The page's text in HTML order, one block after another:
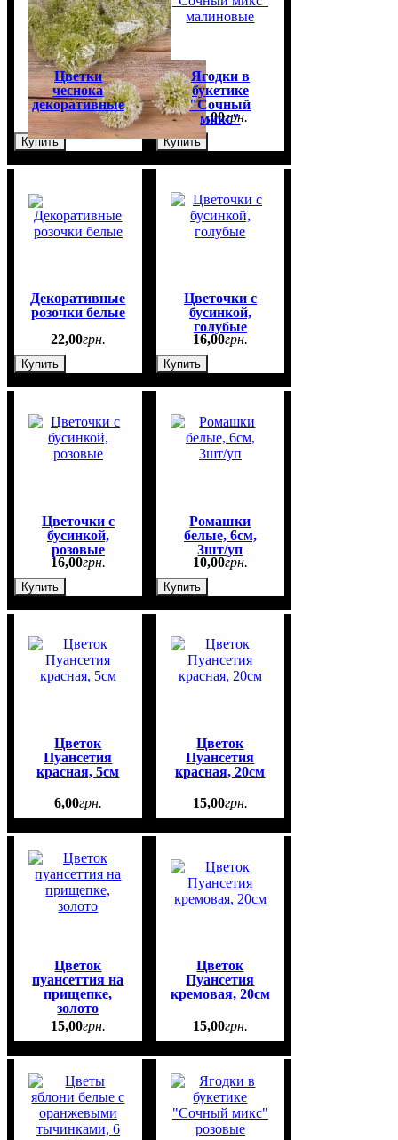
Цветки
чеснока
декоративные
10,00 грн.
Купить
Ягодки в
букетике
"Сочный
микс"
малиновые
45,00грн.
Купить
Декоративные
розочки белые
22,00грн.
Купить
Цветочки с
бусинкой,
голубые
16,00грн.
Купить
Цветочки с
бусинкой,
розовые
16,00грн.
Купить
Ромашки
белые, 6см,
3шт/уп
10,00грн.
Купить
Цветок
Пуансетия
красная, 5см
6,00грн.
Цветок
Пуансетия
красная, 20см
15,00грн.
Цветок
пуансеттия на
прищепке,
золото
15,00грн.
Цветок
Пуансетия
кремовая, 20см
15,00грн.